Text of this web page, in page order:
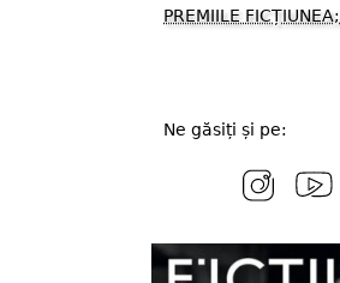
PREMIILE FICȚIUNEA;
Ne găsiți și pe: